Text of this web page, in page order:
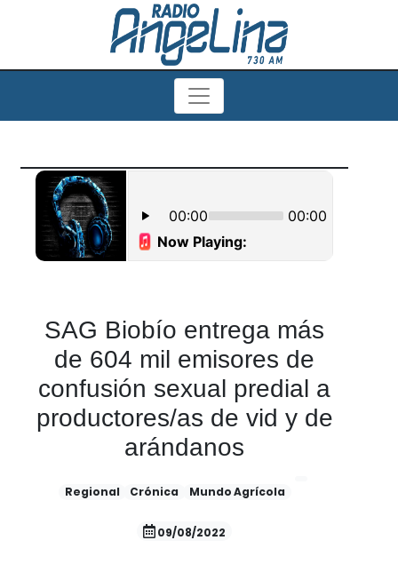
SAG Biobío entrega más
de 604 mil emisores de
confusión sexual predial a
productores/as de vid y de
arándanos
Regional Crónica Mundo Agrícola
09/08/2022